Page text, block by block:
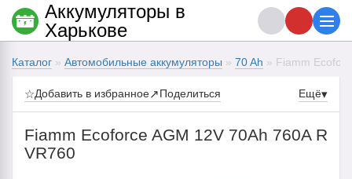
Каталог » Автомобильные аккумуляторы » 70 Ah » Fiamm
☆Добавить в избранное↗Поделиться Ещё▾
Fiamm Ecoforce AGM 12V 70Ah 760A R
VR760
Аккумуляторы в
Харькове